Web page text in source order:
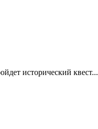
исторический квест...